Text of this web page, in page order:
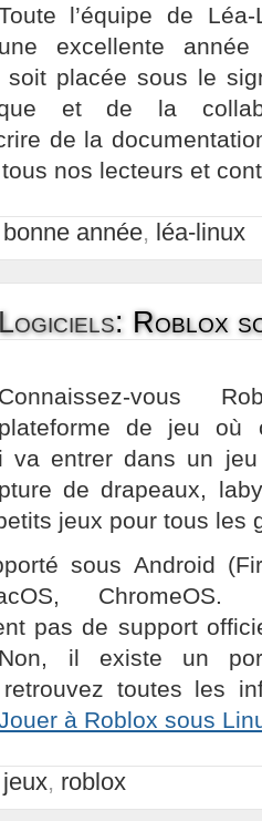
l’équipe de
une excellente
soit placée sous le
et de la
de la
nos lecteurs et
bonne année, léa-linux
Logiciels: Roblox
Connaissez-vous
plateforme de jeu où
va entrer dans un
de drapeaux,
jeux pour tous les
sous Android
pas de support
il existe un
toutes les
à Roblox sous
jeux, roblox